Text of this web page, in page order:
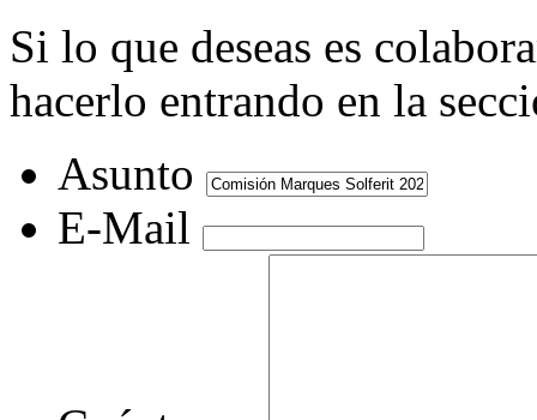
Si lo que deseas es
hacerlo entrando en la
Asunto
E-Mail